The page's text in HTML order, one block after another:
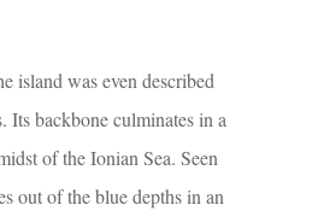
island was even described
Its backbone culminates in a
of the Ionian Sea. Seen
out of the blue depths in an